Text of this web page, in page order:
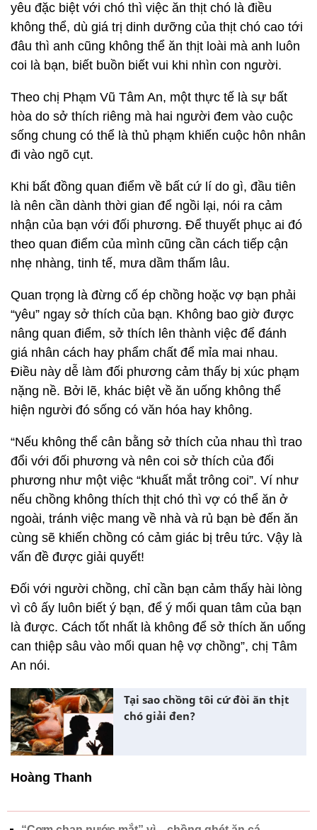
yêu đặc biệt với chó thì việc ăn thịt chó là điều
không thể, dù giá trị dinh dưỡng của thịt chó cao tới
đâu thì anh cũng không thể ăn thịt loài mà anh luôn
coi là bạn, biết buồn biết vui khi nhìn con người.
Theo chị Phạm Vũ Tâm An, một thực tế là sự bất
hòa do sở thích riêng mà hai người đem vào cuộc
sống chung có thể là thủ phạm khiến cuộc hôn nhân
đi vào ngõ cụt.
Khi bất đồng quan điểm về bất cứ lí do gì, đầu tiên
là nên cần dành thời gian để ngồi lại, nói ra cảm
nhận của bạn với đối phương. Để thuyết phục ai đó
theo quan điểm của mình cũng cần cách tiếp cận
nhẹ nhàng, tinh tế, mưa dầm thấm lâu.
Quan trọng là đừng cố ép chồng hoặc vợ bạn phải
“yêu” ngay sở thích của bạn. Không bao giờ được
nâng quan điểm, sở thích lên thành việc để đánh
giá nhân cách hay phẩm chất để mỉa mai nhau.
Điều này dễ làm đối phương cảm thấy bị xúc phạm
nặng nề. Bởi lẽ, khác biệt về ăn uống không thể
hiện người đó sống có văn hóa hay không.
“Nếu không thể cân bằng sở thích của nhau thì trao
đổi với đối phương và nên coi sở thích của đối
phương như một việc “khuất mắt trông coi”. Ví như
nếu chồng không thích thịt chó thì vợ có thể ăn ở
ngoài, tránh việc mang về nhà và rủ bạn bè đến ăn
cùng sẽ khiến chồng có cảm giác bị trêu tức. Vậy là
vấn đề được giải quyết!
Đối với người chồng, chỉ cần bạn cảm thấy hài lòng
vì cô ấy luôn biết ý bạn, để ý mối quan tâm của bạn
là được. Cách tốt nhất là không để sở thích ăn uống
can thiệp sâu vào mối quan hệ vợ chồng”, chị Tâm
An nói.
Tại sao chồng tôi cứ đòi ăn thịt
chó giải đen?
Hoàng Thanh